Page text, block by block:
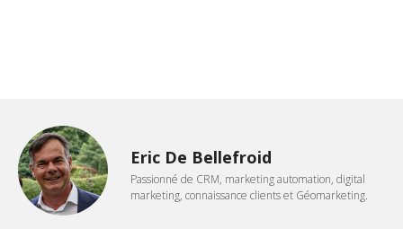
Eric De Bellefroid
Passionné de CRM, marketing automation, digital
marketing, connaissance clients et Géomarketing.